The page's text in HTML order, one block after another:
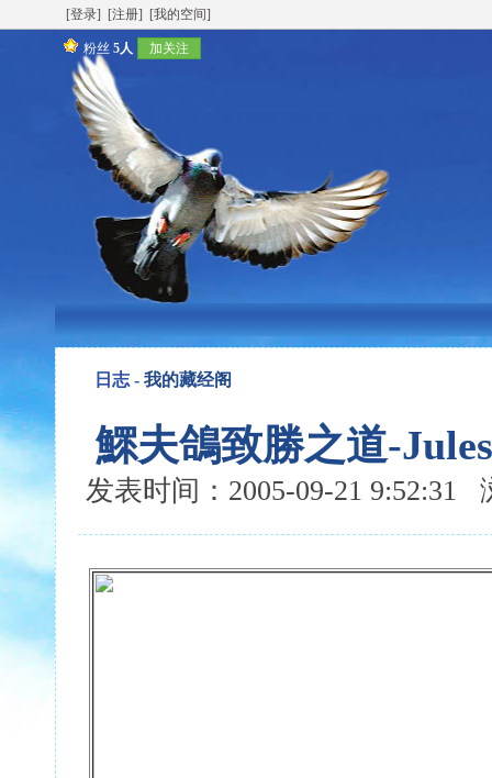
[登录] [注册] [我的空间]
粉丝 5人 加关注
日志 - 我的藏经阁
鰥夫鴿致勝之道-
发表时间：2005-09-21